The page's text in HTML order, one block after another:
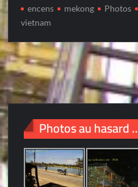
encens
mekong Photos
vietnam
Photos au hasard ..